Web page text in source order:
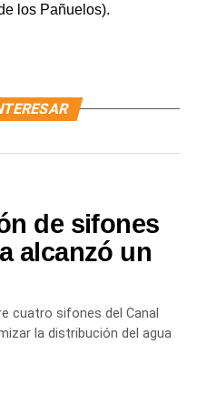
los Pañuelos).
de sifones
alcanzó un
cuatro sifones del Canal
la distribución del agua